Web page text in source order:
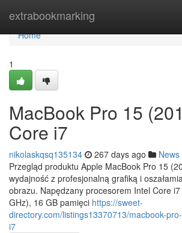
extrabookmarking
Home
Home
1
MacBook Pro 15
Core i7
nikolaskqsq135134 267 days ago News
Przegląd produktu Apple MacBook Pro 15
wydajność z profesjonalną grafiką i
obrazu. Napędzany procesorem Intel Core
GHz), 16 GB pamięci https://sweet-
directory.com/listings13370713/macbook-
i7